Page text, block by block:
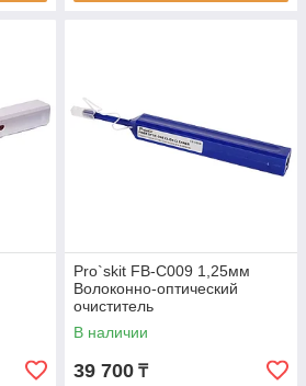
Pro`skit FB-C009 1,25мм
Волоконно-оптический
очиститель
В наличии
39 700 ₸